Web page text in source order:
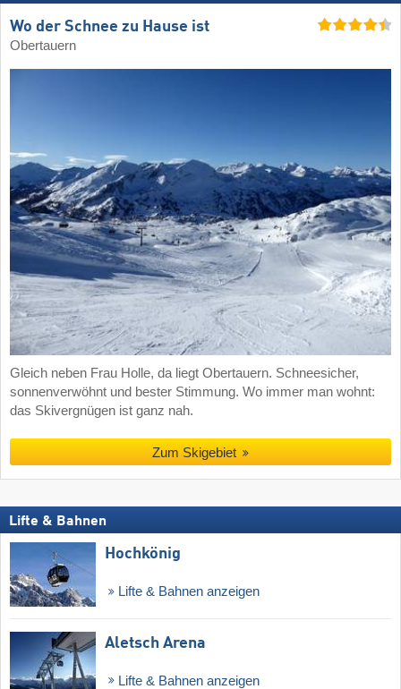
Wo der Schnee zu Hause ist
Obertauern
Gleich neben Frau Holle, da liegt Obertauern. Schneesicher,
sonnenverwöhnt und bester Stimmung. Wo immer man wohnt:
das Skivergnügen ist ganz nah.
Zum Skigebiet
Lifte & Bahnen
Hochkönig
Lifte & Bahnen anzeigen
Aletsch Arena
Lifte & Bahnen anzeigen